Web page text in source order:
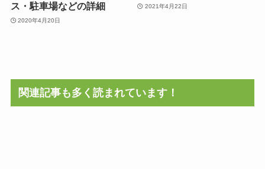
ス・駐車場などの詳細
2020年4月20日
2021年4月22日
関連記事も多く読まれています！